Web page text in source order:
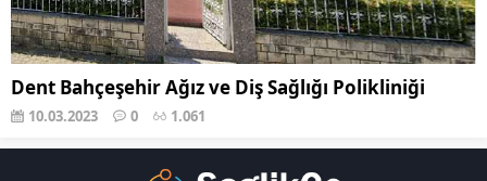
Dent Bahçeşehir Ağız ve Diş Sağlığı Polikliniği
10.03.2023 0 1.061